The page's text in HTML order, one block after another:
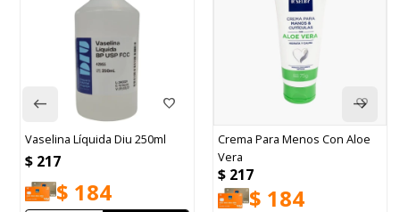
Vaselina Líquida Diu 250ml
$ 217
$ 184
Crema Para Menos Con Aloe
Vera
$ 217
$ 184